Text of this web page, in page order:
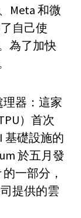
Meta 和微
自己使
為了加快
理器：這家
）首次
基礎設施的
於五月發
一部分，
提供的雲